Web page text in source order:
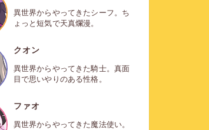
異世界からやってきたシーフ。ち
ょっと短気で天真爛漫。
クオン
異世界からやってきた騎士。真面
目で思いやりのある性格。
ファオ
異世界からやってきた魔法使い。